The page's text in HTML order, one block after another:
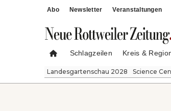
Abo Newsletter Veranstaltungen
Schlagzeilen Kreis &
Landesgartenschau 2028 Science